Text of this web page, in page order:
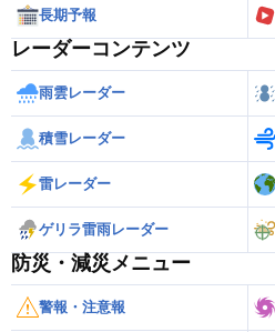
長期予報
レーダーコンテンツ
雨雲レーダー
積雪レーダー
雷レーダー
ゲリラ雷雨レーダー
防災・減災メニュー
警報・注意報